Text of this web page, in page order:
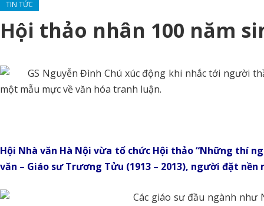
TIN TỨC
Hội thảo nhân 100 năm
GS Nguyễn Đình Chú xúc động khi nhắc tới người
một mẫu mực về văn hóa tranh luận.
Hội Nhà văn Hà Nội vừa tổ chức Hội thảo “Những thí
văn – Giáo sư Trương Tửu (1913 – 2013), người đặt
Các giáo sư đầu ngành như